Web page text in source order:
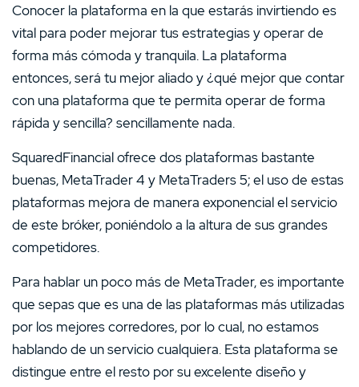
Conocer la plataforma en la que estarás invirtiendo es
vital para poder mejorar tus estrategias y operar de
forma más cómoda y tranquila. La plataforma
entonces, será tu mejor aliado y ¿qué mejor que contar
con una plataforma que te permita operar de forma
rápida y sencilla? sencillamente nada.
SquaredFinancial ofrece dos plataformas bastante
buenas, MetaTrader 4 y MetaTraders 5; el uso de estas
plataformas mejora de manera exponencial el servicio
de este bróker, poniéndolo a la altura de sus grandes
competidores.
Para hablar un poco más de MetaTrader, es importante
que sepas que es una de las plataformas más utilizadas
por los mejores corredores, por lo cual, no estamos
hablando de un servicio cualquiera. Esta plataforma se
distingue entre el resto por su excelente diseño y